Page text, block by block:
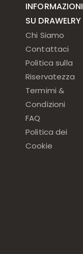
INFORMAZIONI
SU DRAWELRY
Chi Siamo
Contattaci
Politica sulla
Riservatezza
Termimi &
Condizioni
FAQ
Politica dei
Cookie